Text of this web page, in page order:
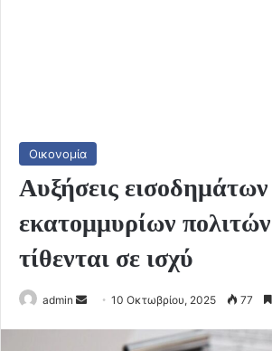
Οικονομία
Αυξήσεις εισοδημάτων
εκατομμυρίων
τίθενται σε ισχύ
admin
Send10 Οκτωβρίου, 2025 77